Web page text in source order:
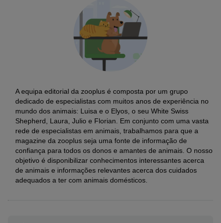
A equipa editorial da zooplus é composta por um grupo
dedicado de especialistas com muitos anos de experiência no
mundo dos animais: Luisa e o Elyos, o seu White Swiss
Shepherd, Laura, Julio e Florian. Em conjunto com uma vasta
rede de especialistas em animais, trabalhamos para que a
magazine da zooplus seja uma fonte de informação de
confiança para todos os donos e amantes de animais. O nosso
objetivo é disponibilizar conhecimentos interessantes acerca
de animais e informações relevantes acerca dos cuidados
adequados a ter com animais domésticos.